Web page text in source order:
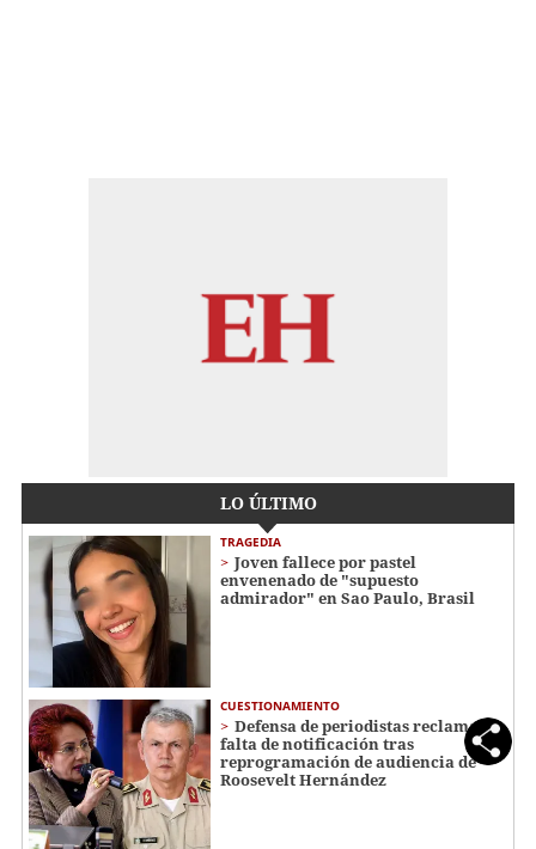
LO ÚLTIMO
TRAGEDIA
Joven fallece por pastel
envenenado de "supuesto
admirador" en Sao Paulo, Brasil
CUESTIONAMIENTO
Defensa de periodistas reclama
falta de notificación tras
reprogramación de audiencia de
Roosevelt Hernández